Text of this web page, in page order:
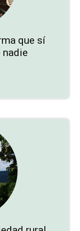
que sí